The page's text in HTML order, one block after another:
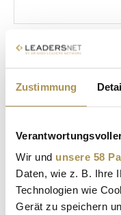
Zustimmung
Wir und unsere 58
Daten, wie z. B. Ihre
Technologien wie
Gerät zu speichern
Sicherheitscode